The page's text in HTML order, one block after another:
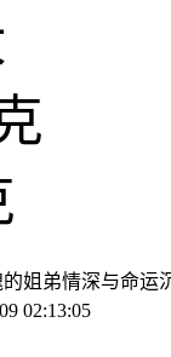
姐弟情深与命运
02:13:05